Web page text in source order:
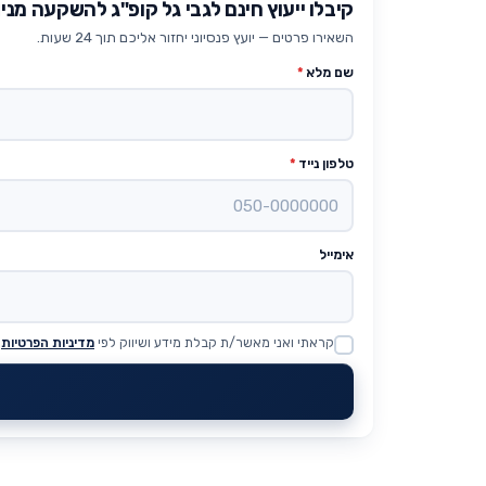
קיבלו ייעוץ חינם לגבי גל קופ"ג להשקעה
השאירו פרטים — יועץ פנסיוני יחזור אליכם תוך 24 שעות.
שם מלא *
טלפון נייד *
אימייל
Website
קראתי ואני מאשר/ת קבלת מידע ושיווק לפי מדיניות הפרטיות